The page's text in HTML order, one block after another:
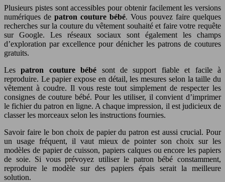
Plusieurs pistes sont accessibles pour obtenir facilement les versions
numériques de patron couture bébé. Vous pouvez faire quelques
recherches sur la couture du vêtement souhaité et faire votre requête
sur Google. Les réseaux sociaux sont également les champs
d’exploration par excellence pour dénicher les patrons de coutures
gratuits.
Lespatron couture bébé sont de support fiable et facile à
reproduire. Le papier expose en détail, les mesures selon la taille du
vêtement à coudre. Il vous reste tout simplement de respecter les
consignes de couture bébé. Pour les utiliser, il convient d’imprimer
le fichier du patron en ligne. A chaque impression, il est judicieux de
classer les morceaux selon les instructions fournies.
Savoir faire le bon choix de papier du patron est aussi crucial. Pour
un usage fréquent, il vaut mieux de pointer son choix sur les
modèles de papier de cuisson, papiers calques ou encore les papiers
de soie. Si vous prévoyez utiliser le patron bébé constamment,
reproduire le modèle sur des papiers épais serait la meilleure
solution.